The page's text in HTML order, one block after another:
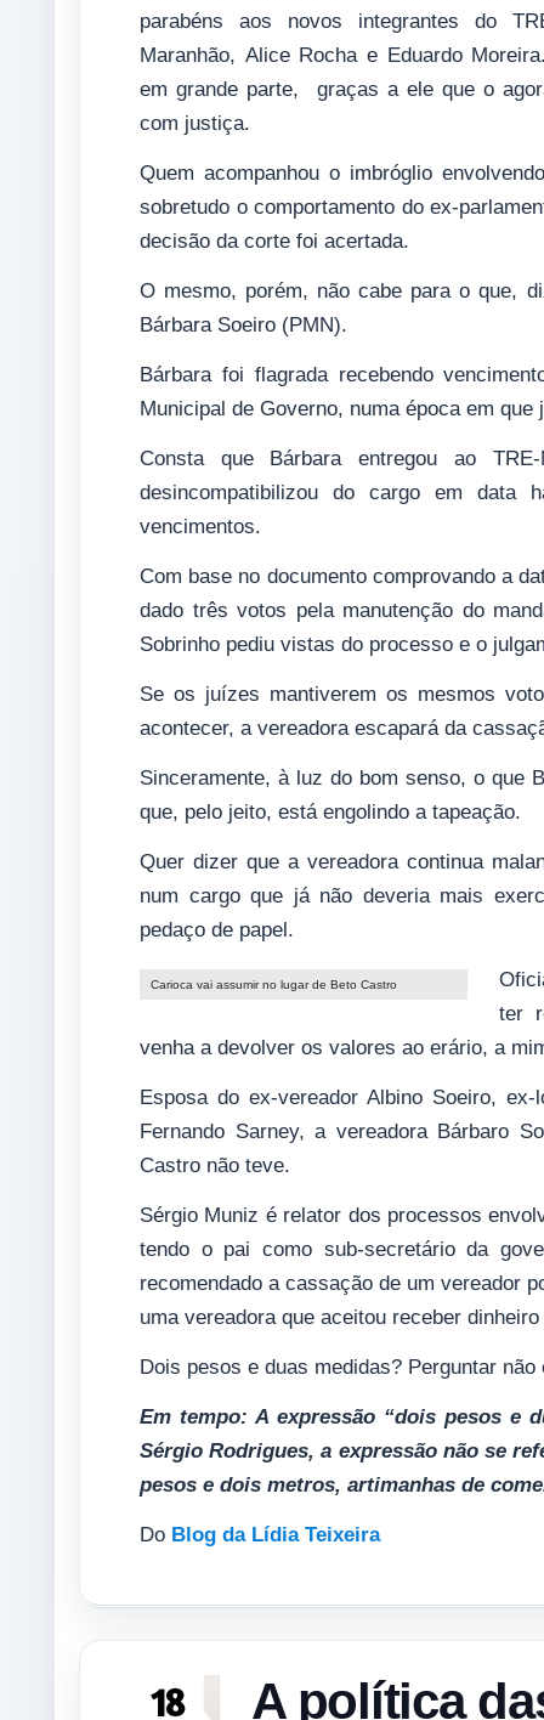
parabéns aos novos integrantes do
Maranhão, Alice Rocha e Eduardo
em grande parte, graças a ele que o
com justiça.
Quem acompanhou o imbróglio
sobretudo o comportamento do ex-
decisão da corte foi acertada.
O mesmo, porém, não cabe para o que,
Bárbara Soeiro (PMN).
Bárbara foi flagrada recebendo
Municipal de Governo, numa época em
Consta que Bárbara entregou ao
desincompatibilizou do cargo em data
vencimentos.
Com base no documento comprovando a
dado três votos pela manutenção do
Sobrinho pediu vistas do processo e o
Se os juízes mantiverem os mesmos
acontecer, a vereadora escapará da
Sinceramente, à luz do bom senso, o que
que, pelo jeito, está engolindo a tapeação.
Quer dizer que a vereadora continua
num cargo que já não deveria mais
pedaço de papel.
Carioca vai assumir no lugar de Beto Castro
ter
venha a devolver os valores ao erário, a
Esposa do ex-vereador Albino Soeiro,
Fernando Sarney, a vereadora Bárbaro
Castro não teve.
Sérgio Muniz é relator dos processos
tendo o pai como sub-secretário da
recomendado a cassação de um vereador
uma vereadora que aceitou receber
Dois pesos e duas medidas? Perguntar não
Em tempo: A expressão “dois pesos e
Sérgio Rodrigues, a expressão não se
pesos e dois metros, artimanhas de
Do Blog da Lídia Teixeira
18 A política